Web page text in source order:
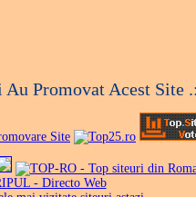
Promovat Acest Site